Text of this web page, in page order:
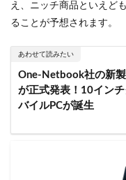
え、ニッチ商品といえど
ることが予想されます。
あわせて読みたい
One-Netbook社の新製
が正式発表！10イン
バイルPCが誕生